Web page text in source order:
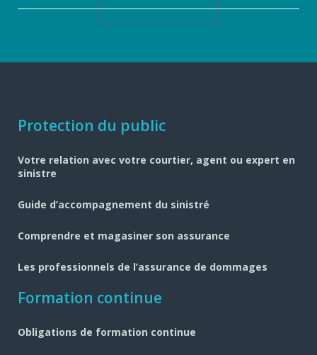
Navigation
pied
de
page
Protection du public
Votre relation avec votre courtier, agent ou expert en
sinistre
Guide d’accompagnement du sinistré
Comprendre et magasiner son assurance
Les professionnels de l’assurance de dommages
Formation continue
Obligations de formation continue